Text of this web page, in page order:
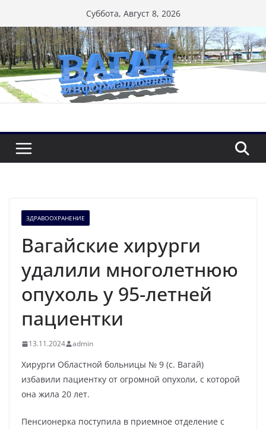
к
содержимому
Суббота, Август 8, 2026
ЗДРАВООХРАНЕНИЕ
Вагайские хирурги
удалили многолетнюю
опухоль у 95-летней
пациентки
13.11.2024 admin
Хирурги Областной больницы № 9 (с. Вагай)
избавили пациентку от огромной опухоли, с которой
она жила 20 лет.
Пенсионерка поступила в приемное отделение с